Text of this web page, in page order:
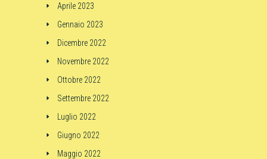
Aprile 2023
Gennaio 2023
Dicembre 2022
Novembre 2022
Ottobre 2022
Settembre 2022
Luglio 2022
Giugno 2022
Maggio 2022